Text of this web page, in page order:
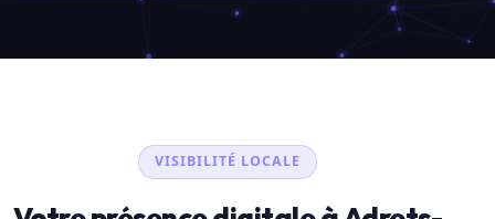
VISIBILITÉ LOCALE